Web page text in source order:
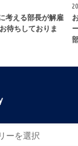
考える部長が解雇
待ちしておりま